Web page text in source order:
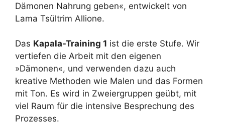
Dämonen Nahrung geben«, entwickelt von
Lama Tsültrim Allione.
Das Kapala-Training 1 ist die erste Stufe. Wir
vertiefen die Arbeit mit den eigenen
»Dämonen«, und verwenden dazu auch
kreative Methoden wie Malen und das Formen
mit Ton. Es wird in Zweiergruppen geübt, mit
viel Raum für die intensive Besprechung des
Prozesses.